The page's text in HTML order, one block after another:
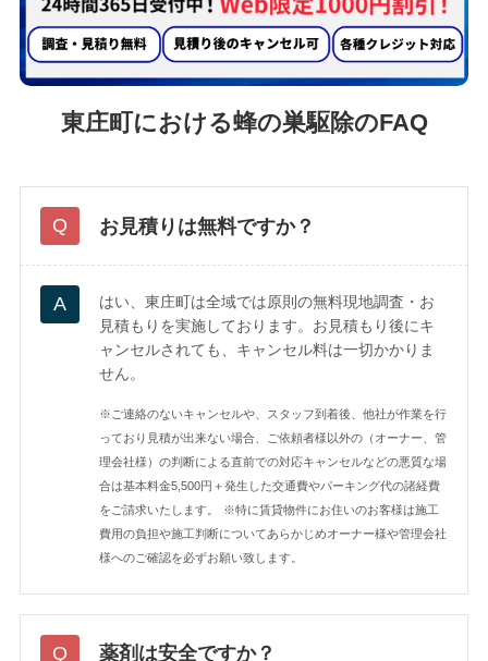
東庄町における蜂の巣駆除のFAQ
お見積りは無料ですか？
はい、東庄町は全域では原則の無料現地調査・お
見積もりを実施しております。お見積もり後にキ
ャンセルされても、キャンセル料は一切かかりま
せん。
※ご連絡のないキャンセルや、スタッフ到着後、他社が作業を行
っており見積が出来ない場合、ご依頼者様以外の（オーナー、管
理会社様）の判断による直前での対応キャンセルなどの悪質な場
合は基本料金5,500円＋発生した交通費やパーキング代の諸経費
をご請求いたします。
※特に賃貸物件にお住いのお客様は施工
費用の負担や施工判断についてあらかじめオーナー様や管理会社
様へのご確認を必ずお願い致します。
薬剤は安全ですか？